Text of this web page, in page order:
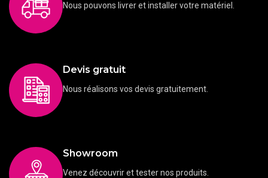
Nous pouvons livrer et installer votre matériel.
Devis gratuit
Nous réalisons vos devis gratuitement.
Showroom
Venez découvrir et tester nos produits.